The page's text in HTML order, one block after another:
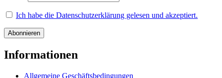
Ich habe die Datenschutzerklärung gelesen und akzeptiert.
Informationen
Allgemeine Geschäftsbedingungen